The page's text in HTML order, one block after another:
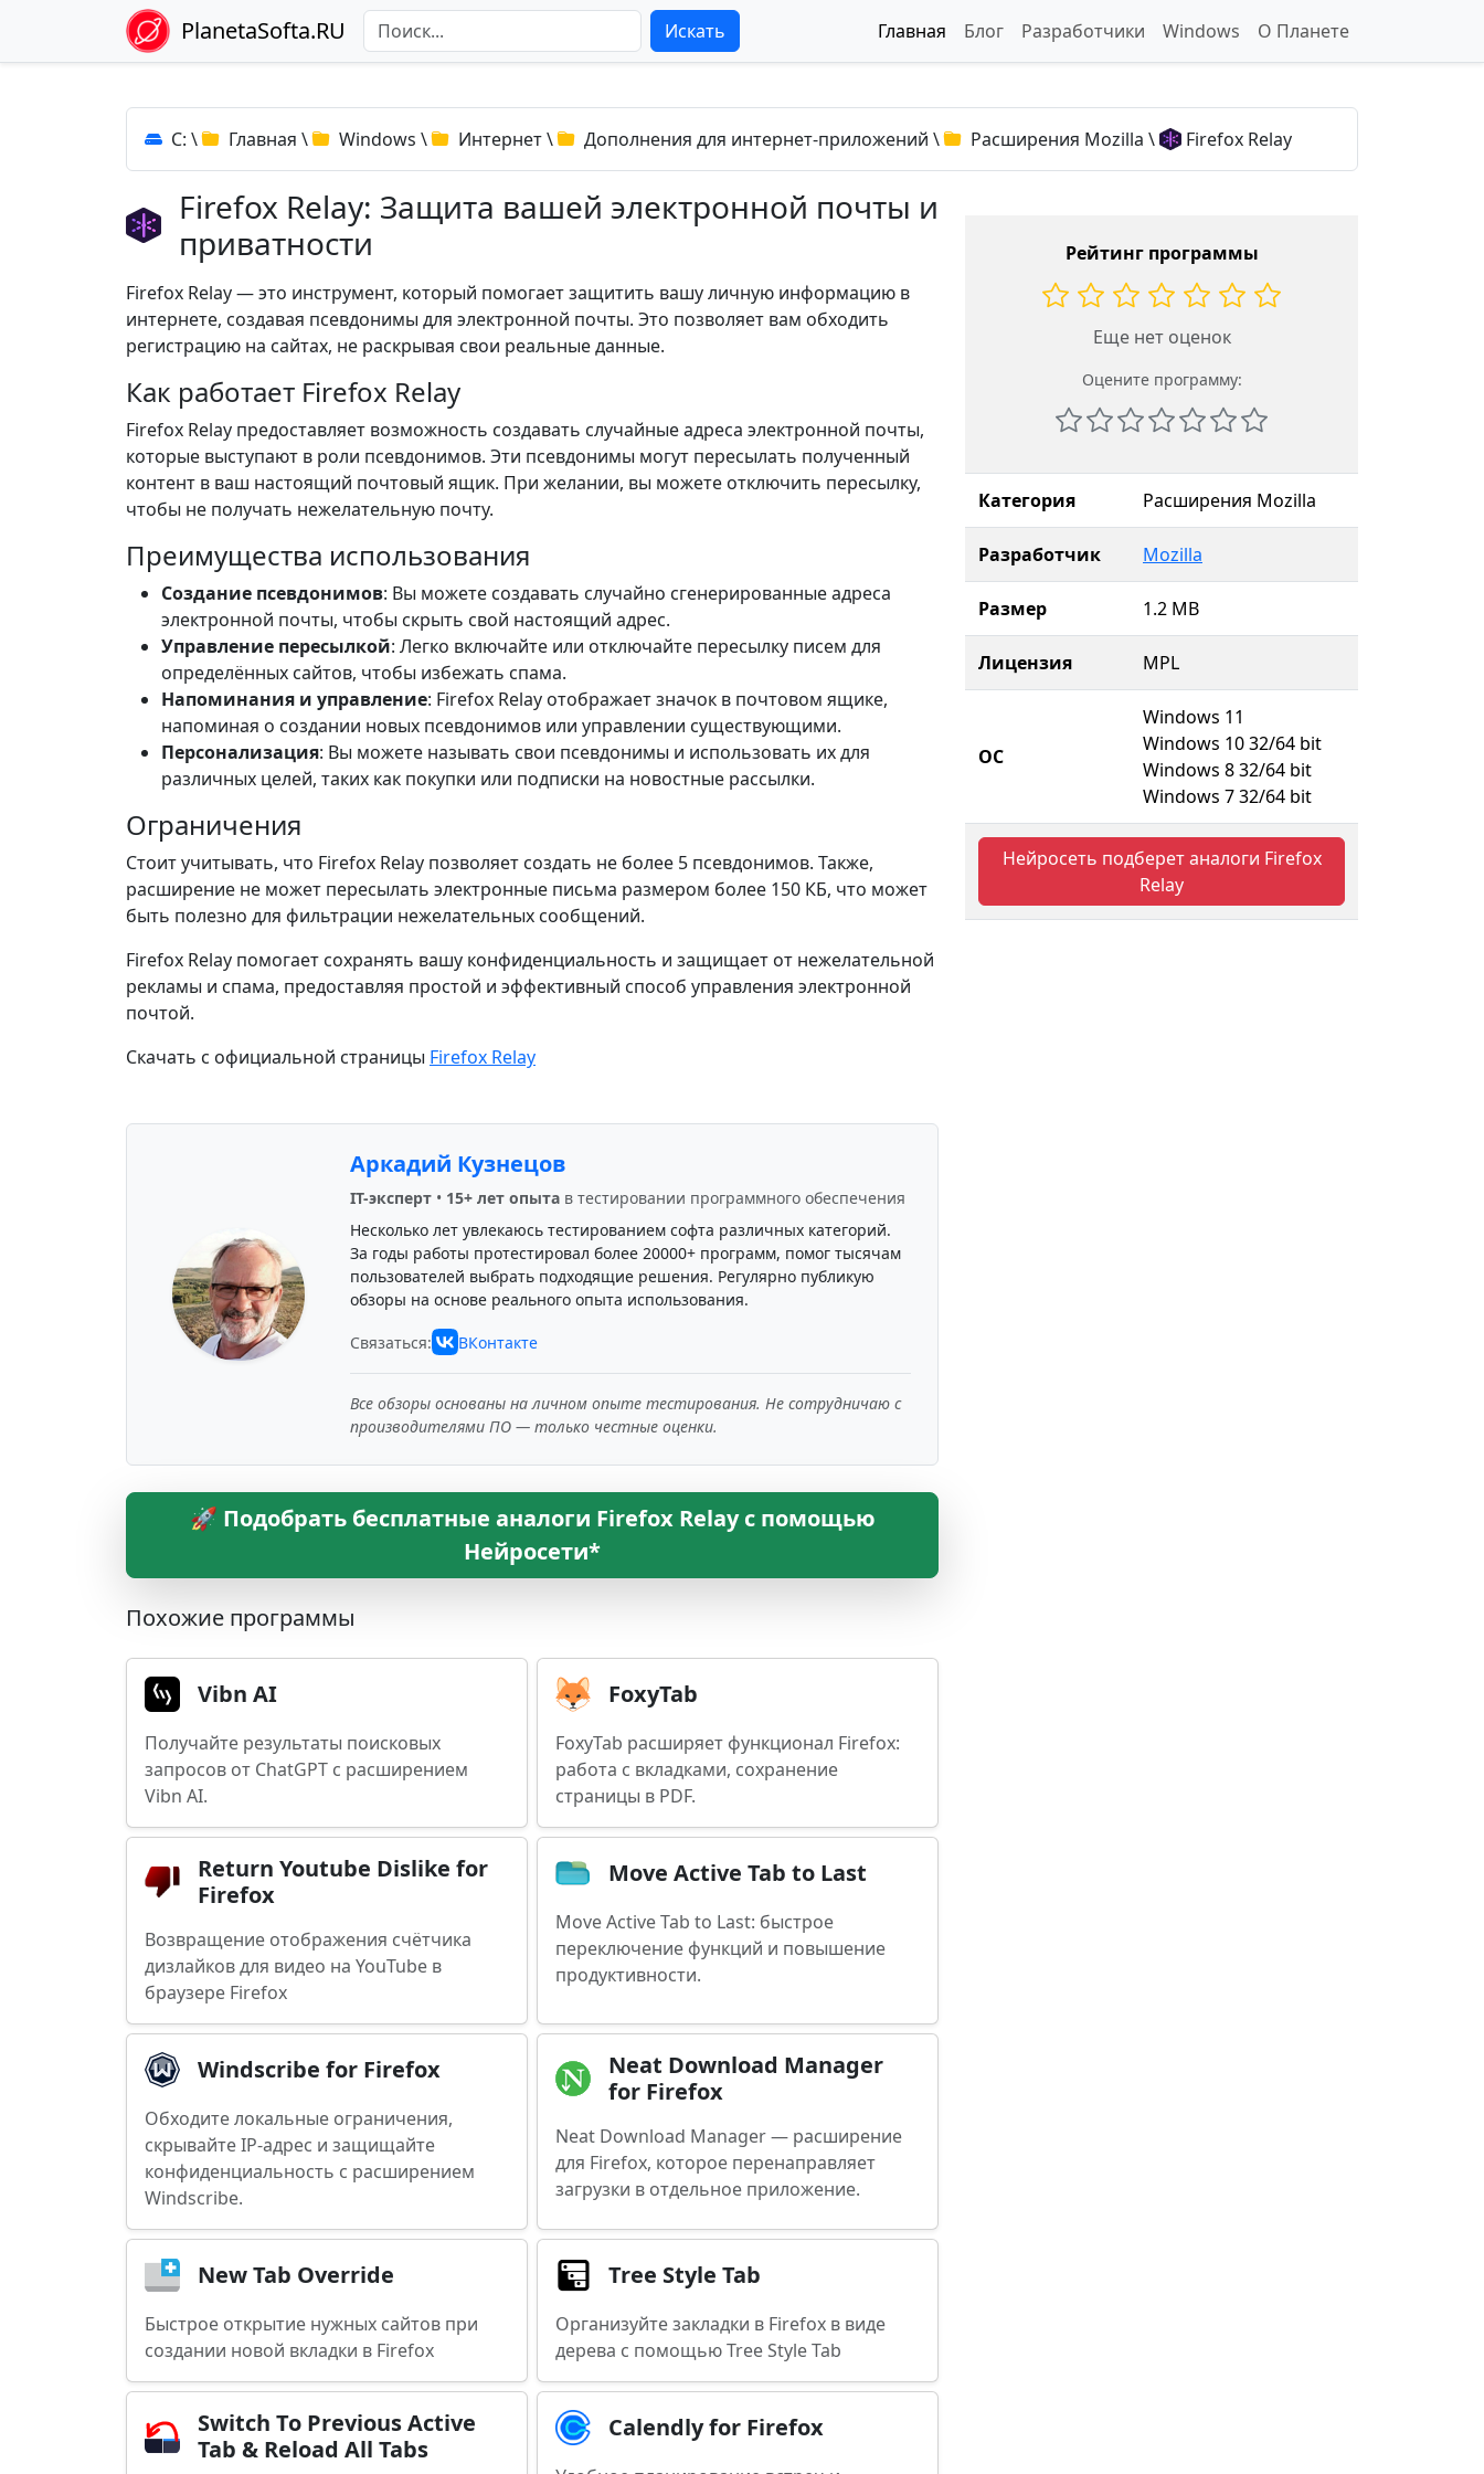
PlanetaSofta.RU Искать Главная Блог Разработчики Windows О Планете
C: \ Главная \ Windows \ Интернет\ Дополнения для интернет-приложений \ Расширения Mozilla \ Firefox Relay
Firefox Relay: Защита вашей электронной почты и
приватности
Firefox Relay — это инструмент, который помогает защитить вашу личную информацию в
интернете, создавая псевдонимы для электронной почты. Это позволяет вам обходить
регистрацию на сайтах, не раскрывая свои реальные данные.
Как работает Firefox Relay
Firefox Relay предоставляет возможность создавать случайные адреса электронной почты,
которые выступают в роли псевдонимов. Эти псевдонимы могут пересылать полученный
контент в ваш настоящий почтовый ящик. При желании, вы можете отключить пересылку,
чтобы не получать нежелательную почту.
Преимущества использования
Создание псевдонимов: Вы можете создавать случайно сгенерированные адреса
электронной почты, чтобы скрыть свой настоящий адрес.
Управление пересылкой: Легко включайте или отключайте пересылку писем для
определённых сайтов, чтобы избежать спама.
Напоминания и управление: Firefox Relay отображает значок в почтовом ящике,
напоминая о создании новых псевдонимов или управлении существующими.
Персонализация: Вы можете называть свои псевдонимы и использовать их для
различных целей, таких как покупки или подписки на новостные рассылки.
Ограничения
Стоит учитывать, что Firefox Relay позволяет создать не более 5 псевдонимов. Также,
расширение не может пересылать электронные письма размером более 150 КБ, что может
быть полезно для фильтрации нежелательных сообщений.
Firefox Relay помогает сохранять вашу конфиденциальность и защищает от нежелательной
рекламы и спама, предоставляя простой и эффективный способ управления электронной
почтой.
Скачать с официальной страницы Firefox Relay
Аркадий Кузнецов
IT-эксперт• 15+ лет опытав тестировании программного обеспечения
Несколько лет увлекаюсь тестированием софта различных категорий.
За годы работы протестировал более 20000+ программ, помог тысячам
пользователей выбрать подходящие решения. Регулярно публикую
обзоры на основе реального опыта использования.
Связаться: ВКонтакте
Все обзоры основаны на личном опыте тестирования. Не сотрудничаю с
производителями ПО — только честные оценки.
🚀 Подобрать бесплатные аналоги Firefox Relay с помощью
Нейросети*
Похожие программы
Vibn AI
Получайте результаты поисковых
запросов от ChatGPT с расширением
Vibn AI.
FoxyTab
FoxyTab расширяет функционал Firefox:
работа с вкладками, сохранение
страницы в PDF.
Return Youtube Dislike for
Firefox
Возвращение отображения счётчика
дизлайков для видео на YouTube в
браузере Firefox
Move Active Tab to Last
Move Active Tab to Last: быстрое
переключение функций и повышение
продуктивности.
Windscribe for Firefox
Обходите локальные ограничения,
скрывайте IP-адрес и защищайте
конфиденциальность с расширением
Windscribe.
Neat Download Manager
for Firefox
Neat Download Manager — расширение
для Firefox, которое перенаправляет
загрузки в отдельное приложение.
New Tab Override
Быстрое открытие нужных сайтов при
создании новой вкладки в Firefox
Tree Style Tab
Организуйте закладки в Firefox в виде
дерева с помощью Tree Style Tab
Switch To Previous Active
Tab & Reload All Tabs
Calendly for Firefox
Рейтинг программы
Еще нет оценок
Оцените программу:
Категория Расширения Mozilla
Разработчик Mozilla
Размер 1.2 MB
Лицензия MPL
ОС
Windows 11
Windows 10 32/64 bit
Windows 8 32/64 bit
Windows 7 32/64 bit
Нейросеть подберет аналоги Firefox
Relay